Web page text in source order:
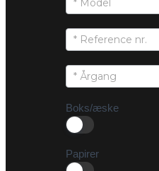
Boks/æske
Papirer